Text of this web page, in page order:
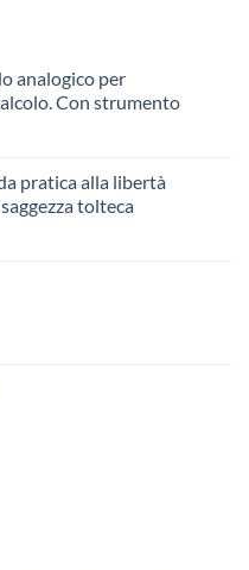
analogico per
Con strumento
pratica alla libertà
tolteca